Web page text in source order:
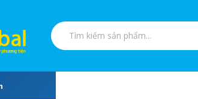
Tìm kiếm sản phẩm